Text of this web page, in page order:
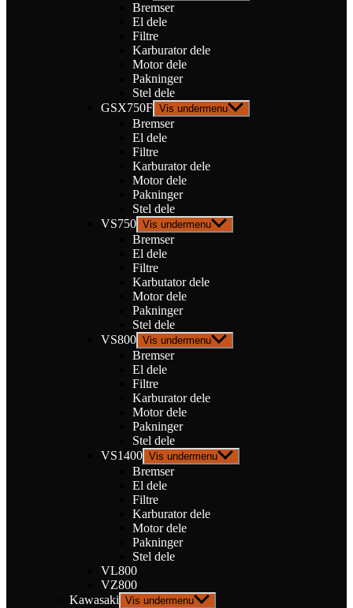
Bremser
El dele
Filtre
Karburator dele
Motor dele
Pakninger
Stel dele
GSX750F Vis undermenu
Bremser
El dele
Filtre
Karburator dele
Motor dele
Pakninger
Stel dele
VS750 Vis undermenu
Bremser
El dele
Filtre
Karbutator dele
Motor dele
Pakninger
Stel dele
VS800 Vis undermenu
Bremser
El dele
Filtre
Karburator dele
Motor dele
Pakninger
Stel dele
VS1400 Vis undermenu
Bremser
El dele
Filtre
Karburator dele
Motor dele
Pakninger
Stel dele
VL800
VZ800
Kawasaki Vis undermenu